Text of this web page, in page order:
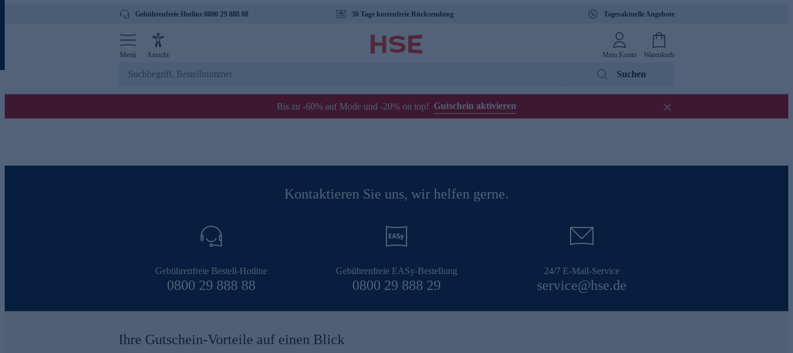
Gebührenfreie Hotline 0800 29 888 88 30 Tage kostenfreie Rücksendung Tagesaktuelle Angebote
Menü Ansicht Mein Konto Warenkorb
Suchen
Bis zu -60% auf Mode und -20% on top! Gutschein aktivieren
Kontaktieren Sie uns, wir helfen gerne.
Gebührenfreie Bestell-Hotline
0800 29 888 88
Gebührenfreie EASy-Bestellung
0800 29 888 29
24/7 E-Mail-Service
service@hse.de
Ihre Gutschein-Vorteile auf einen Blick